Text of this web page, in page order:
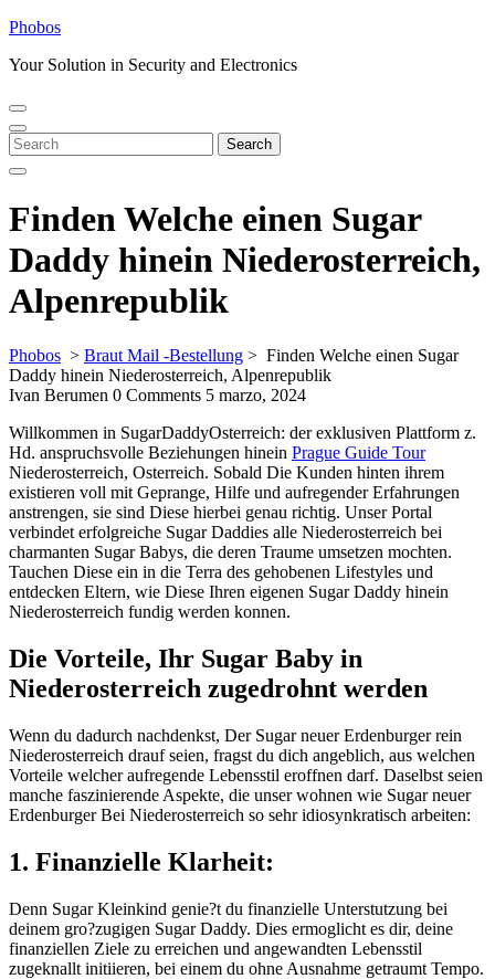
Skip
content
Phobos
Your Solution in Security and Electronics
Open
Menu
Close
Menu
Search
for:
Search
Finden Welche einen Sugar
Daddy hinein Niederosterreich,
Alpenrepublik
Phobos > Braut Mail -Bestellung > Finden Welche einen Sugar
Daddy hinein Niederosterreich, Alpenrepublik
Ivan Berumen 0 Comments 5 marzo, 2024
Willkommen in SugarDaddyOsterreich: der exklusiven Plattform z.
Hd. anspruchsvolle Beziehungen hinein Prague Guide Tour
Niederosterreich, Osterreich. Sobald Die Kunden hinten ihrem
existieren voll mit Geprange, Hilfe und aufregender Erfahrungen
anstrengen, sie sind Diese hierbei genau richtig. Unser Portal
verbindet erfolgreiche Sugar Daddies alle Niederosterreich bei
charmanten Sugar Babys, die deren Traume umsetzen mochten.
Tauchen Diese ein in die Terra des gehobenen Lifestyles und
entdecken Eltern, wie Diese Ihren eigenen Sugar Daddy hinein
Niederosterreich fundig werden konnen.
Die Vorteile, Ihr Sugar Baby in
Niederosterreich zugedrohnt werden
Wenn du dadurch nachdenkst, Der Sugar neuer Erdenburger rein
Niederosterreich drauf seien, fragst du dich angeblich, aus welchen
Vorteile welcher aufregende Lebensstil eroffnen darf. Daselbst seien
manche faszinierende Aspekte, die unser wohnen wie Sugar neuer
Erdenburger Bei Niederosterreich so sehr idiosynkratisch arbeiten:
1. Finanzielle Klarheit:
Denn Sugar Kleinkind genie?t du finanzielle Unterstutzung bei
deinem gro?zugigen Sugar Daddy. Dies ermoglicht es dir, deine
finanziellen Ziele zu erreichen und angewandten Lebensstil
zugeknallt initiieren, bei einem du ohne Ausnahme getraumt Tempo.